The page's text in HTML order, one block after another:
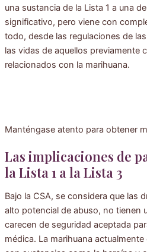
una sustancia de la Lista 1 a una
significativo, pero viene con
todo, desde las regulaciones de
las vidas de aquellos previamente
relacionados con la marihuana.
Manténgase atento para obtener
Las implicaciones de
la Lista 1 a la Lista 3
Bajo la CSA, se considera que las
alto potencial de abuso, no tienen
carecen de seguridad aceptada
médica. La marihuana